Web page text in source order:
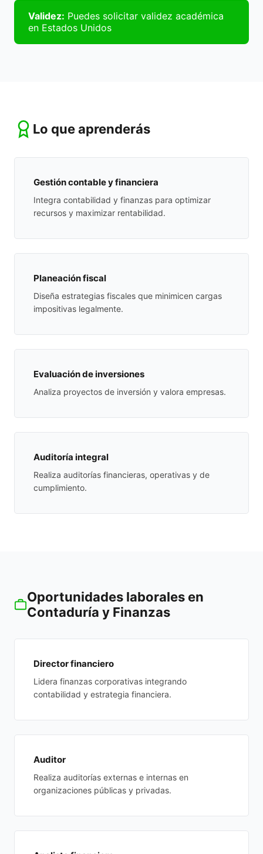
Validez: Puedes solicitar validez académica
en Estados Unidos
Lo que aprenderás
Gestión contable y financiera
Integra contabilidad y finanzas para optimizar
recursos y maximizar rentabilidad.
Planeación fiscal
Diseña estrategias fiscales que minimicen cargas
impositivas legalmente.
Evaluación de inversiones
Analiza proyectos de inversión y valora empresas.
Auditoría integral
Realiza auditorías financieras, operativas y de
cumplimiento.
Oportunidades laborales en
Contaduría y Finanzas
Director financiero
Lidera finanzas corporativas integrando
contabilidad y estrategia financiera.
Auditor
Realiza auditorías externas e internas en
organizaciones públicas y privadas.